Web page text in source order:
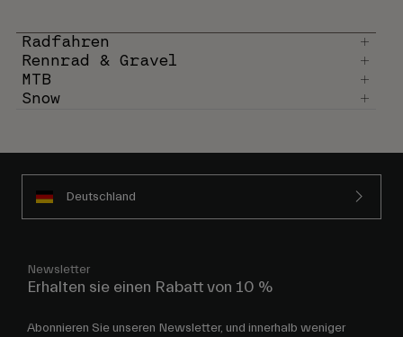
Radfahren
Rennrad & Gravel
MTB
Snow
Deutschland
Newsletter
Erhalten sie einen Rabatt von 10 %
Abonnieren Sie unseren Newsletter, und innerhalb weniger